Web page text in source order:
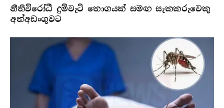
නීතිවිරෝධී දුම්වැටි තොගයක් සමඟ සැකකරුවෙකු
අත්අඩංගුවට